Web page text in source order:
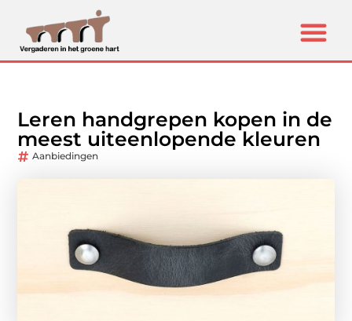
Leren handgrepen kopen in de
meest uiteenlopende kleuren
Aanbiedingen